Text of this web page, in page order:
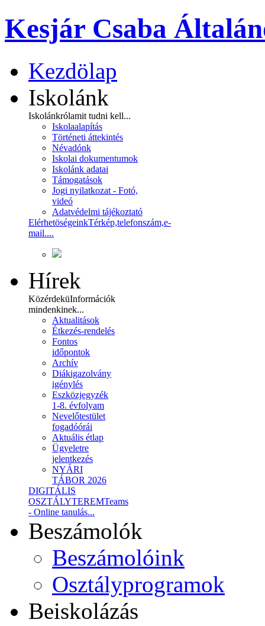
Kesjár Csaba
Kezdölap
Iskolánk
Iskolánkrólamit tudni kell...
Iskolaalapítás
Történeti áttekintés
Névadónk
Iskolai dokumentumok
Iskolánk adatai
Támogatások
Jogi nyilatkozat - Fotó,
videó
Adatvédelmi tájékoztató
ElérhetöségeinkTérkép,telefonszám,e-
mail....
Hírek
KözérdeküInformációk
mindenkinek...
Aktualitások
Étkezés-rendelés
Fontos
időpontok
Archív
Diákigazolvány
igénylés
Eszközjegyzék
1-8. évfolyam
Nevelőtestület
fogadóórái
Aktuális étlap
Ügyeletre
jelentkezés
NYÁRI
TÁBOR 2026
DIGITÁLIS
OSZTÁLYTEREMTeams
- Online tanulás...
Beszámolók
Beszámolóink
Osztályprogramok
Beiskolázás